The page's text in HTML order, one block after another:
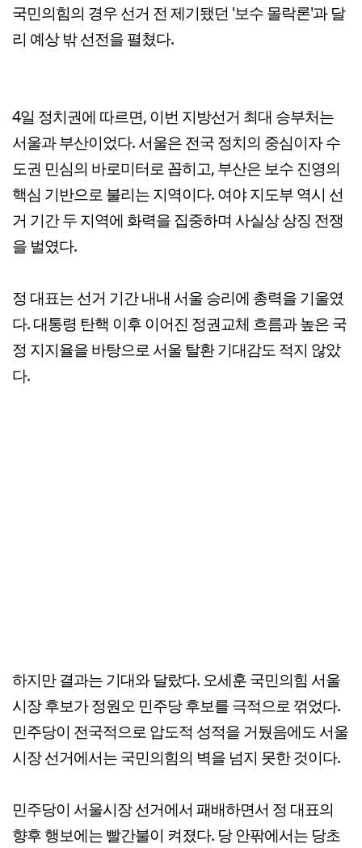
국민의힘의 경우 선거 전 제기됐던 '보수 몰락론'과 달
리 예상 밖 선전을 펼쳤다.
4일 정치권에 따르면, 이번 지방선거 최대 승부처는
서울과 부산이었다. 서울은 전국 정치의 중심이자 수
도권 민심의 바로미터로 꼽히고, 부산은 보수 진영의
핵심 기반으로 불리는 지역이다. 여야 지도부 역시 선
거 기간 두 지역에 화력을 집중하며 사실상 상징 전쟁
을 벌였다.
정 대표는 선거 기간 내내 서울 승리에 총력을 기울였
다. 대통령 탄핵 이후 이어진 정권교체 흐름과 높은 국
정 지지율을 바탕으로 서울 탈환 기대감도 적지 않았
다.
하지만 결과는 기대와 달랐다. 오세훈 국민의힘 서울
시장 후보가 정원오 민주당 후보를 극적으로 꺾었다.
민주당이 전국적으로 압도적 성적을 거뒀음에도 서울
시장 선거에서는 국민의힘의 벽을 넘지 못한 것이다.
민주당이 서울시장 선거에서 패배하면서 정 대표의
향후 행보에는 빨간불이 켜졌다. 당 안팎에서는 당초